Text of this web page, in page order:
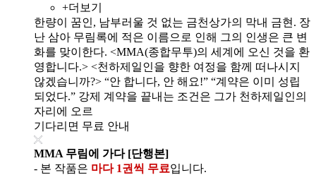
+더보기
한량이 꿈인, 남부러울 것 없는 금천상가의 막내 금현. 장
난 삼아 무림록에 적은 이름으로 인해 그의 인생은 큰 변
화를 맞이한다. <MMA(종합무투)의 세계에 오신 것을 환
영합니다.> <천하제일인을 향한 여정을 함께 떠나시지
않겠습니까?> “안 합니다, 안 해요!” “계약은 이미 성립
되었다.” 강제 계약을 끝내는 조건은 그가 천하제일인의
자리에 오르
기다리면 무료 안내
MMA 무림에 가다 [단행본]
- 본 작품은 마다 1권씩 무료입니다.